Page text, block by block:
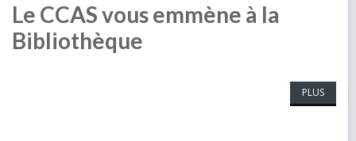
Le CCAS vous emmène à la
Bibliothèque
PLUS